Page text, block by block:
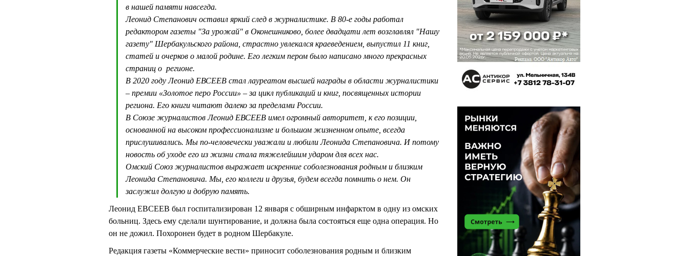
в нашей памяти навсегда.
Леонид Степанович оставил яркий след в журналистике. В 80-е годы работал
редактором газеты "За урожай" в Оконешниково, более двадцати лет возглавлял "Нашу
газету" Шербакульского района, страстно увлекался краеведением, выпустил 11 книг,
статей и очерков о малой родине. Его легким пером было написано много прекрасных
страниц о регионе.
В 2020 году Леонид ЕВСЕЕВ стал лауреатом высшей награды в области журналистики
– премии «Золотое перо России» – за цикл публикаций и книг, посвященных истории
региона. Его книги читают далеко за пределами России.
В Союзе журналистов Леонид ЕВСЕЕВ имел огромный авторитет, к его позиции,
основанной на высоком профессионализме и большом жизненном опыте, всегда
прислушивались. Мы по-человечески уважали и любили Леонида Степановича. И потому
новость об уходе его из жизни стала тяжелейшим ударом для всех нас.
Омский Союз журналистов выражает искренние соболезнования родным и близким
Леонида Степановича. Мы, его коллеги и друзья, будем всегда помнить о нем. Он
заслужил долгую и добрую память.
Леонид ЕВСЕЕВ был госпитализирован 12 января с обширным инфарктом в одну из омских
больниц. Здесь ему сделали шунтирование, и должна была состояться еще одна операция. Но
он не дожил. Похоронен будет в родном Шербакуле.
Редакция газеты «Коммерческие вести» приносит соболезнования родным и близким